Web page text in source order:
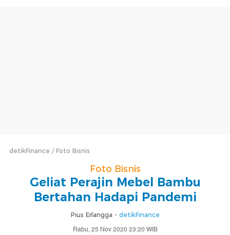
detikFinance Foto Bisnis
Foto Bisnis
Geliat Perajin Mebel Bambu
Bertahan Hadapi Pandemi
Pius Erlangga - detikFinance
Rabu, 25 Nov 2020 23:20 WIB